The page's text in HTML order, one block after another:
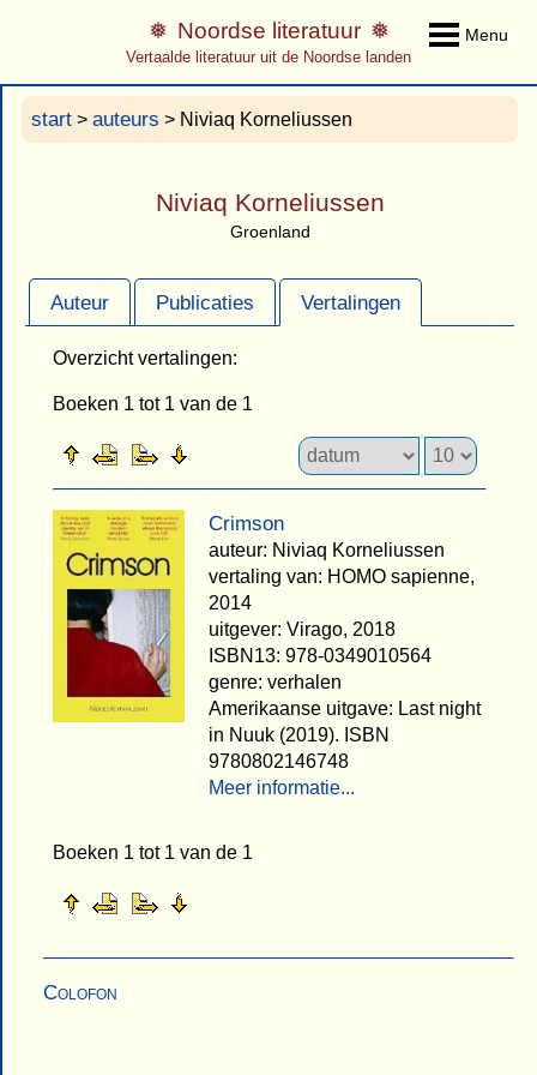
Menu
Noordse literatuur
Vertaalde literatuur uit de Noordse landen
start > auteurs > Niviaq Korneliussen
Niviaq Korneliussen
Groenland
Auteur Publicaties Vertalingen
Overzicht vertalingen:
Boeken 1 tot 1 van de 1
Crimson
auteur: Niviaq Korneliussen
vertaling van: HOMO sapienne,
2014
uitgever: Virago, 2018
ISBN13: 978-0349010564
genre: verhalen
Amerikaanse uitgave: Last night
in Nuuk (2019). ISBN
9780802146748
Meer informatie...
Boeken 1 tot 1 van de 1
Colofon